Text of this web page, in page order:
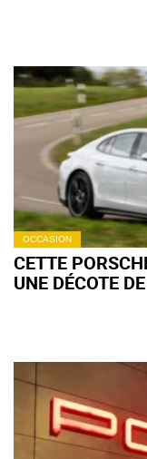
OCCASION
CETTE
UNE DÉCOTE